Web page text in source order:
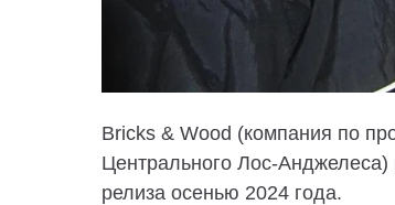
Bricks & Wood (компания по
Центрального Лос-
релиза осенью 2024 года.